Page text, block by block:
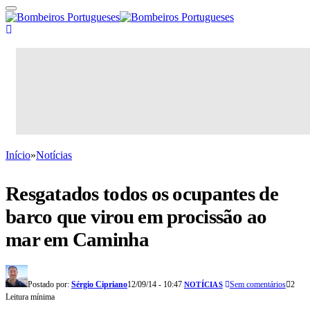
Início»Notícias
Resgatados todos os ocupantes de
barco que virou em procissão ao
mar em Caminha
Postado por: Sérgio Cipriano12/09/14 - 10:47 NOTÍCIAS Sem comentários 2
Leitura mínima